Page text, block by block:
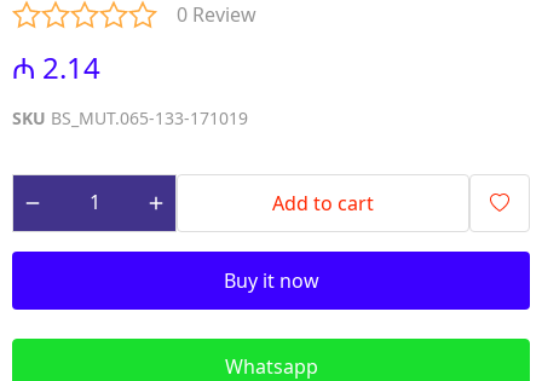
0 Review
₼ 2.14
SKU BS_MUT.065-133-171019
Add to cart
Buy it now
Whatsapp